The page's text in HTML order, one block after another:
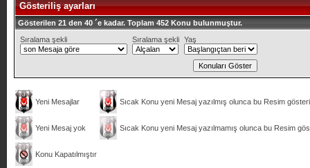
Gösteriliş ayarları
Gösterilen 21 den 40 ´e kadar. Toplam 452 Konu bulunmuştur.
Sıralama şekli
Sıralama şekli Yaş
Yeni Mesajlar Sıcak Konu yeni Mesaj yazılmış olunca bu Resim
Yeni Mesaj yok Sıcak Konu yeni Mesaj yazılmamış olunca bu Resim
Konu Kapatılmıştır